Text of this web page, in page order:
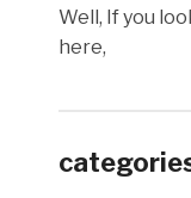
Well, If you
here,